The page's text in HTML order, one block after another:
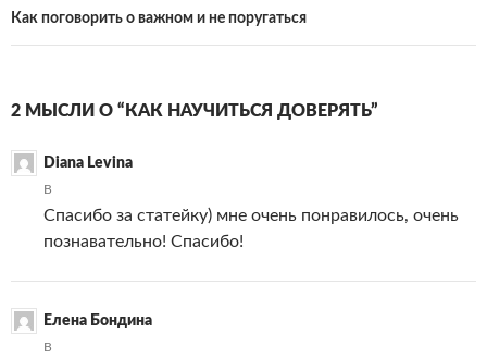
Как поговорить о важном и не поругаться
2 МЫСЛИ О “КАК НАУЧИТЬСЯ ДОВЕРЯТЬ”
Diana Levina
В
Спасибо за статейку) мне очень понравилось, очень
познавательно! Спасибо!
Елена Бондина
В